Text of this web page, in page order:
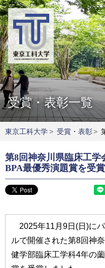
受賞・表彰一覧
東京工科大学> 受賞・表彰> 第
第8回神奈川県臨床工
BPA最優秀演題賞を受賞
2025年11月9日(日)に
ルで開催された第8回神
健学部臨床工学科4年の